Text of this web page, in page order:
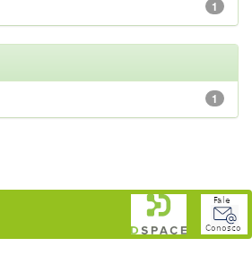
1
1